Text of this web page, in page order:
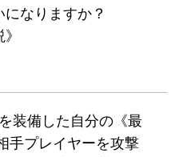
なりますか？
装備した自分の《最
手プレイヤーを攻撃